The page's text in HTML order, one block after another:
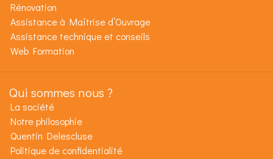
Rénovation
Assistance à Maîtrise d’Ouvrage
Assistance technique et conseils
Web Formation
Qui sommes nous ?
La société
Notre philosophie
Quentin Delescluse
Politique de confidentialité